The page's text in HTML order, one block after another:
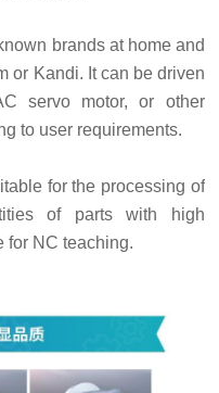
brands at home and
or Kandi. It can be driven
servo motor, or other
to user requirements.
for the processing of
of parts with high
for NC teaching.